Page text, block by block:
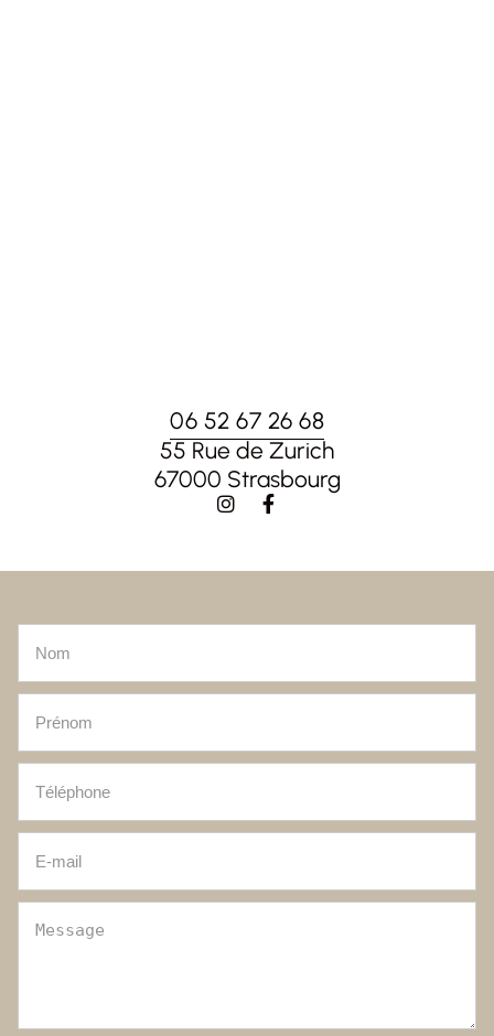
06 52 67 26 68
55 Rue de Zurich
67000 Strasbourg